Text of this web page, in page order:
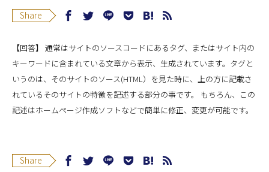
Share
【回答】 通常はサイトのソースコードにあるタグ、またはサイト内の
キーワードに含まれている文章から表示、生成されています。タグと
いうのは、そのサイトのソース(HTML）を見た時に、上の方に記載さ
れているそのサイトの特徴を記述する部分の事です。 もちろん、この
記述はホームページ作成ソフトなどで簡単に修正、変更が可能です。
Share